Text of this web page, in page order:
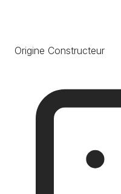
Origine Constructeur